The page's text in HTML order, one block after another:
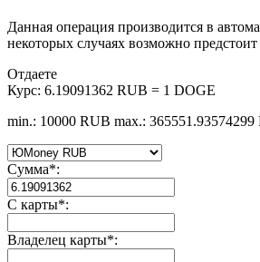
Данная операция производится в
некоторых случаях возможно
Отдаете
Курс: 6.19091362 RUB = 1 DOGE
min.: 10000 RUB max.: 365551.93574299
Сумма*:
С карты*:
Владелец карты*: